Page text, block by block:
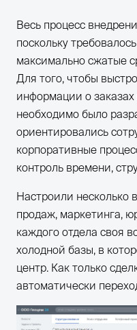
Весь процесс
поскольку
максимально сжатые
Для того, чтобы
информации о заказах
необходимо было
ориентировались
корпоративные
контроль времени,
Настроили несколько
продаж, маркетинга,
каждого отдела своя
холодной базы, в
центр. Как только
автоматически